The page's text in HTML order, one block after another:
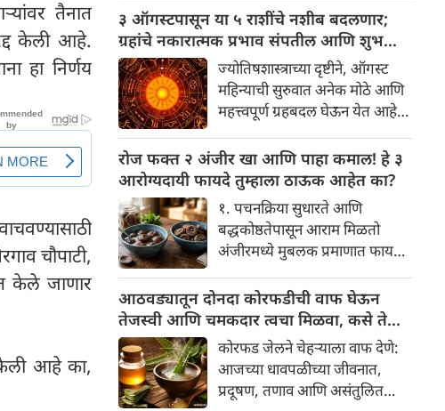
तैनात
केली आहे.
हा निर्णय
चौपाटी,
केले जाणार
केली आहे का,
वाजवताना दिसतील. ही एक सामान्य
प्रथा आहे, पण तुम्ही कधी विचार
केला आहे का की यामागे काय रहस्य
आहे आणि प्रत्येक टाळीचा अर्थ काय
आहे? हा केवळ एक विधी नाही, तर
यामागे खोलवर रुजलेल्या पौराणिक
श्रद्धा, आध्यात्मिक अर्थ आणि काही
वैज्ञानिक तर्कदेखील आहेत. चला, या
अनोख्या परंपरेमागील अर्थ
सविस्तरपणे समजून घेऊया.
३ ऑगस्टपासून या ५ राशींचे नशीब बदलणार;
ग्रहांचे नकारात्मक प्रभाव संपतील आणि शुभ
दिवसांची सुरुवात होईलज्योतिषशास्त्राच्या दृष्टीने, ऑगस्ट
महिन्याची सुरुवात अनेक मोठे आणि
महत्त्वपूर्ण ग्रहबदल घेऊन येत आहे.
हालचाल अनेक राशींच्या जीवनात
सकारात्मक बदल घडवून आणणार
आहे. विशेषतः ३ ऑगस्ट रोजी एक
अत्यंत दुर्मिळ आणि फलदायी
ग्रहस्थिती (संयोग) तयार होत आहे.
या दिवशी तयार होणारे शुभ योग,
ग्रहांची स्थिती आणि या गोचरमुळे
ज्यांचे नशीब उजळणार आहे अशा
भाग्यवान राशींबद्दल आपण जाणून
घेऊया!
रोज फक्त २ अंजीर खा आणि पाहा कमाल! हे ३
आरोग्यदायी फायदे तुम्हाला ठाऊक आहेत का?
१. पचनक्रिया सुधारते आणि
बद्धकोष्ठतेपासून आराम मिळतो
अंजीरमध्ये मुबलक प्रमाणात फायबर
बद्धकोष्ठता, गॅस किंवा अपचनाचा
त्रास होत असेल, तर अंजीर
तुमच्यासाठी वरदान ठरू शकते. हे
आतड्यांची स्वच्छता ठेवण्यास मदत
करते. पचनसंस्था मजबूत करून पोट
साफ होण्यास मदत करते.
आठवड्यातून दोनदा कोरफडीची वाफ घेऊन
तेजस्वी आणि चमकदार त्वचा मिळवा, कसे ते
जाणून घ्या
कोरफड जेलने चेहऱ्याला वाफ देणे:
आजच्या धावपळीच्या जीवनात,
प्रदूषण, तणाव आणि असंतुलित